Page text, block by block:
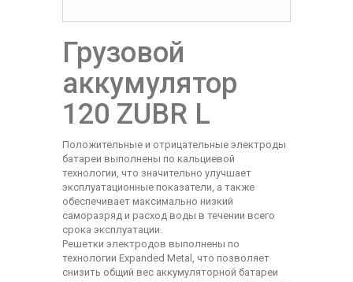
Грузовой
аккумулятор
120 ZUBR L
Положительные и отрицательные электроды
батареи выполнены по кальциевой
технологии, что значительно улучшает
эксплуатационные показатели, а также
обеспечивает максимально низкий
саморазряд и расход воды в течении всего
срока эксплуатации.
Решетки электродов выполнены по
технологии Expanded Metal, что позволяет
снизить общий вес аккумуляторной батареи